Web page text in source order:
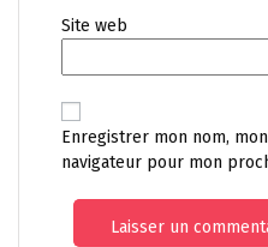
Site web
Enregistrer mon nom,
navigateur pour mon